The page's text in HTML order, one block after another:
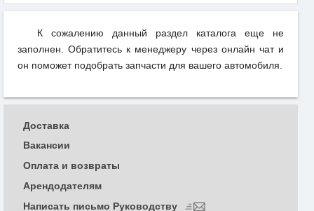
К сожалению данный раздел каталога еще не
заполнен. Обратитесь к менеджеру через онлайн чат и
он поможет подобрать запчасти для вашего автомобиля.
Доставка
Вакансии
Оплата и возвраты
Арендодателям
Написать письмо Руководству